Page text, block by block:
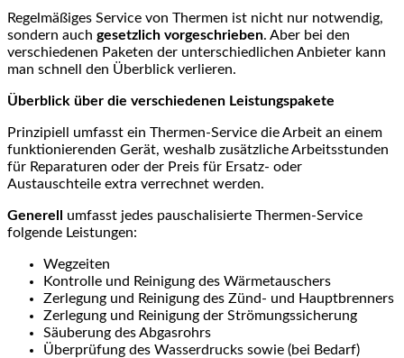
Regelmäßiges Service von Thermen ist nicht nur notwendig,
sondern auch gesetzlich vorgeschrieben. Aber bei den
verschiedenen Paketen der unterschiedlichen Anbieter kann
man schnell den Überblick verlieren.
Überblick über die verschiedenen Leistungspakete
Prinzipiell umfasst ein Thermen-Service die Arbeit an einem
funktionierenden Gerät, weshalb zusätzliche Arbeitsstunden
für Reparaturen oder der Preis für Ersatz- oder
Austauschteile extra verrechnet werden.
Generell
umfasst jedes pauschalisierte Thermen-Service
folgende Leistungen:
Wegzeiten
Kontrolle und Reinigung des Wärmetauschers
Zerlegung und Reinigung des Zünd- und Hauptbrenners
Zerlegung und Reinigung der Strömungssicherung
Säuberung des Abgasrohrs
Überprüfung des Wasserdrucks sowie (bei Bedarf)